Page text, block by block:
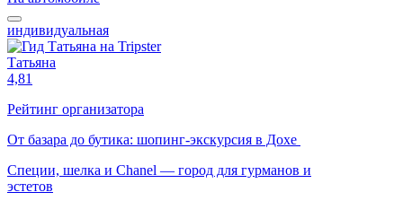
индивидуальная
Татьяна
4,81
Рейтинг организатора
От базара до бутика: шопинг-экскурсия в Дохе
Специи, шелка и Chanel — город для гурманов и
эстетов